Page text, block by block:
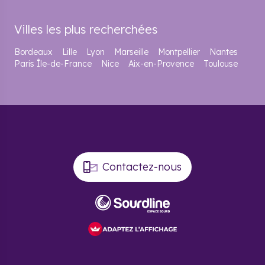
Villes les plus recherchées
Bordeaux Lille Lyon Marseille Montpellier
Nantes
Paris Île-de-France
Nice Aix-en-Provence Toulouse
Contactez-nous